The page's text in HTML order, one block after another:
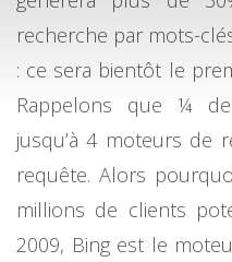
recherche par mots-
: ce sera bientôt le
Rappelons que ¼
jusqu’à 4 moteurs de
requête. Alors
millions de clients
2009, Bing est le